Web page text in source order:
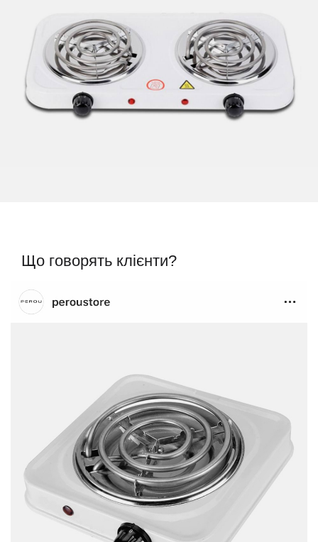
Що говорять клієнти?